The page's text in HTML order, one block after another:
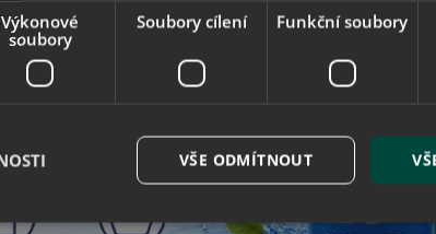
nakupovat
podmínky
od smlouvy
velikostí
listy
Výkonové
soubory
Soubory cílení Funkční soubory
VŠE ODMÍTNOUT